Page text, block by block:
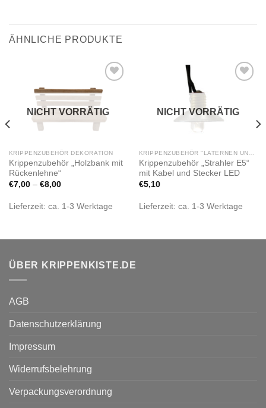
ÄHNLICHE PRODUKTE
Zur
Wunschliste
hinzufügen
NICHT VORRÄTIG
KRIPPENZUBEHÖR DEKORATION
Krippenzubehör „Holzbank mit
Rückenlehne“
€7,00– €8,00
Lieferzeit: ca. 1-3 Werktage
hinzufügen
NICHT VORRÄTIG
Krippenzubehör „Strahler E5“
mit Kabel und Stecker LED
€5,10
Lieferzeit: ca. 1-3 Werktage
ÜBER KRIPPENKISTE.DE
AGB
Datenschutzerklärung
Impressum
Widerrufsbelehrung
Verpackungsverordnung